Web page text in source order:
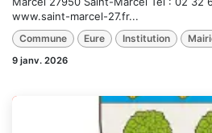
www.saint-marcel-27.fr...
Commune Eure Institution
9 janv. 2026